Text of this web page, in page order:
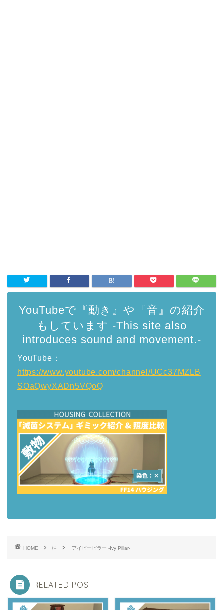
YouTubeで『動き』や『音』の紹介
もしています -This site also
introduces sound and movement.-
YouTube：
https://www.youtube.com/channel/UCc37MZLB
SOaQwyXADn5VQoQ
HOME 柱 アイビーピラー -Ivy Pillar-
RELATED POST